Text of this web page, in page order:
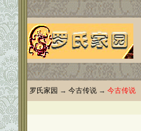
罗氏家园 → 今古传说 → 今古传说